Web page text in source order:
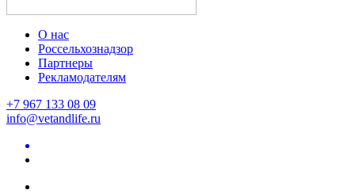
О нас
Россельхознадзор
Партнеры
Рекламодателям
+7 967 133 08 09
info@vetandlife.ru